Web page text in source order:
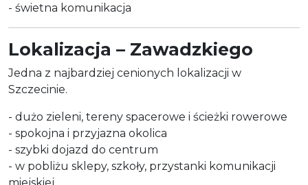
- świetna komunikacja
Lokalizacja – Zawadzkiego
Jedna z najbardziej cenionych lokalizacji w
Szczecinie.
- dużo zieleni, tereny spacerowe i ścieżki rowerowe
- spokojna i przyjazna okolica
- szybki dojazd do centrum
- w pobliżu sklepy, szkoły, przystanki komunikacji